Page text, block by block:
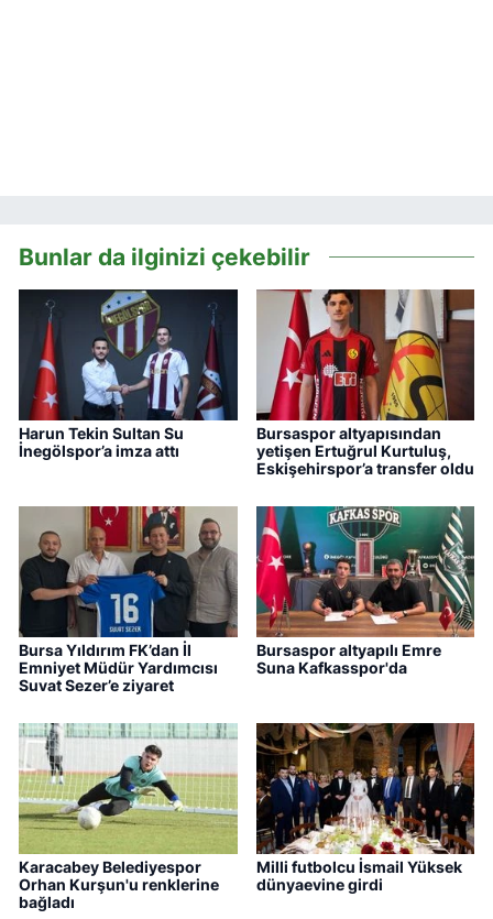
Bunlar da ilginizi çekebilir
Harun Tekin Sultan Su
İnegölspor’a imza attı
Bursaspor altyapısından
yetişen Ertuğrul Kurtuluş,
Eskişehirspor’a transfer oldu
Bursa Yıldırım FK’dan İl
Emniyet Müdür Yardımcısı
Suvat Sezer’e ziyaret
Bursaspor altyapılı Emre
Suna Kafkasspor'da
Karacabey Belediyespor
Orhan Kurşun'u renklerine
bağladı
Milli futbolcu İsmail Yüksek
dünyaevine girdi